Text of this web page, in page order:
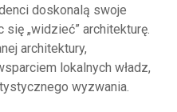
doskonalą swoje
„widzieć” architekturę.
architektury,
lokalnych władz,
wyzwania.